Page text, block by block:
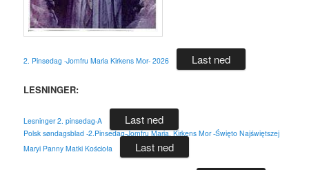
2. Pinsedag -Jomfru Maria Kirkens Mor- 2026 Last ned
LESNINGER:
Lesninger 2. pinsedag-A Last ned
Polsk søndagsblad -2.Pinsedag-Jomfru Maria, Kirkens Mor -Święto Najświętszej
Maryi Panny Matki Kościoła
Last ned